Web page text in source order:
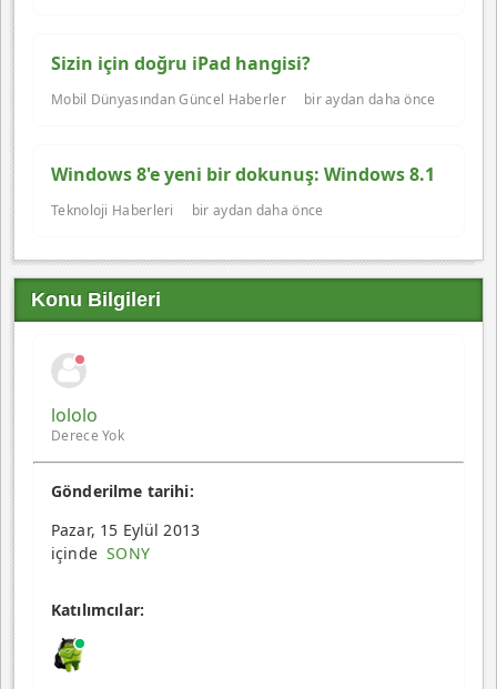
Sizin için doğru iPad hangisi?
Mobil Dünyasından Güncel Haberler bir aydan daha önce
Windows 8'e yeni bir dokunuş: Windows 8.1
Teknoloji Haberleri bir aydan daha önce
Konu Bilgileri
lololo
Derece Yok
Gönderilme tarihi:
Pazar, 15 Eylül 2013
içindeSONY
Katılımcılar: